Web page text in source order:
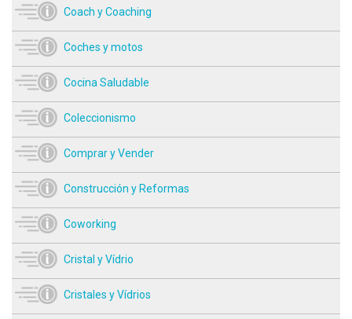
Coach y Coaching
Coches y motos
Cocina Saludable
Coleccionismo
Comprar y Vender
Construcción y Reformas
Coworking
Cristal y Vídrio
Cristales y Vídrios